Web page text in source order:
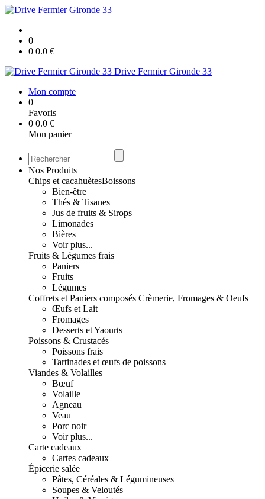
0
0 0.0 €
Drive Fermier Gironde 33
Mon compte
0
Favoris
0 0.0 €
Mon panier
Nos Produits
Chips et cacahuètesBoissons
Bien-être
Thés & Tisanes
Jus de fruits & Sirops
Limonades
Bières
Voir plus...
Fruits & Légumes frais
Paniers
Fruits
Légumes
Coffrets et Paniers composés Crèmerie, Fromages & Oeufs
Œufs et Lait
Fromages
Desserts et Yaourts
Poissons & Crustacés
Poissons frais
Tartinades et œufs de poissons
Viandes & Volailles
Bœuf
Volaille
Agneau
Veau
Porc noir
Voir plus...
Carte cadeaux
Cartes cadeaux
Épicerie salée
Pâtes, Céréales & Légumineuses
Soupes & Veloutés